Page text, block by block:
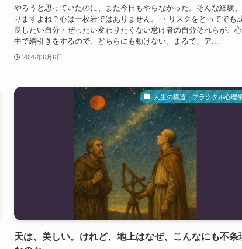
やろうと思っていたのに、また今日もやらなかった。そんな経験
りますよね？心は一枚岩ではありません。 ・リスクをとってでも
長したい自分・ぜったい変わりたくない怠け者の自分それらが、
中で綱引きをするので、どちらにも動けない。まるで、ア...
2025年6月6日
人生の構造・フラクタル心理
天は、美しい。けれど、地上はなぜ、こんなにも不条